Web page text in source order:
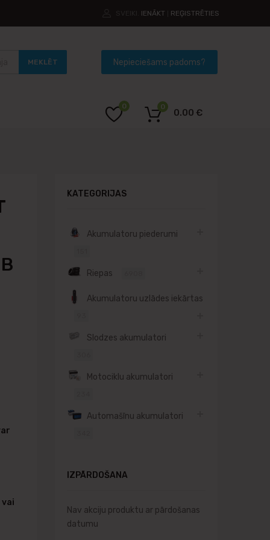
IENĀKT REĢISTRĒTIES
MEKLĒT
0
0.00 €
0
KATEGORIJAS
Akumulatoru piederumi
Riepas
Akumulatoru uzlādes iekārtas
Slodzes akumulatori
Motociklu akumulatori
Automašīnu akumulatori
IZPĀRDOŠANA
Nav akciju produktu ar pārdošanas
datumu